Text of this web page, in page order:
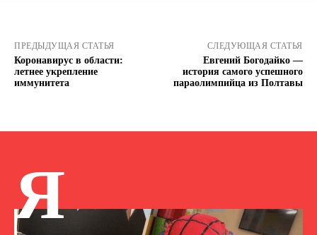
ПРЕДЫДУЩАЯ СТАТЬЯ
Коронавирус в области:
летнее укрепление
иммунитета
СЛЕДУЮЩАЯ СТАТЬЯ
Евгений Богодайко —
история самого успешного
параолимпийца из Полтавы
Я